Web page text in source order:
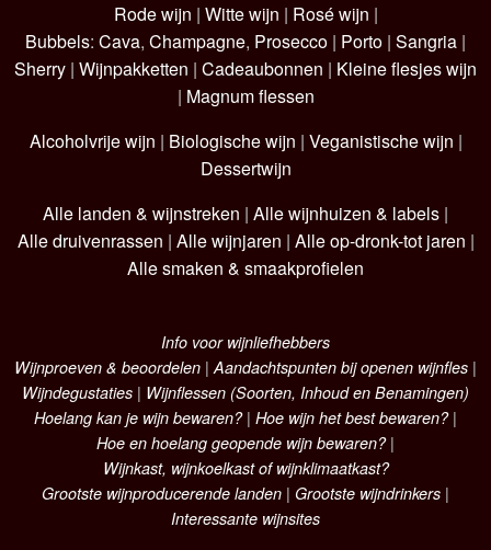
Rode wijn | Witte wijn | Rosé wijn |
Bubbels: Cava, Champagne, Prosecco | Porto | Sangria |
Sherry | Wijnpakketten | Cadeaubonnen | Kleine flesjes wijn
| Magnum flessen
Alcoholvrije wijn | Biologische wijn | Veganistische wijn |
Dessertwijn
Alle landen & wijnstreken | Alle wijnhuizen & labels |
Alle druivenrassen | Alle wijnjaren | Alle op-dronk-tot jaren |
Alle smaken & smaakprofielen
Info voor wijnliefhebbers
Wijnproeven & beoordelen | Aandachtspunten bij openen wijnfles |
Wijndegustaties | Wijnflessen (Soorten, Inhoud en Benamingen)
Hoelang kan je wijn bewaren?| Hoe wijn het best bewaren?|
Hoe en hoelang geopende wijn bewaren?|
Wijnkast, wijnkoelkast of wijnklimaatkast?
Grootste wijnproducerende landen | Grootste wijndrinkers |
Interessante wijnsites